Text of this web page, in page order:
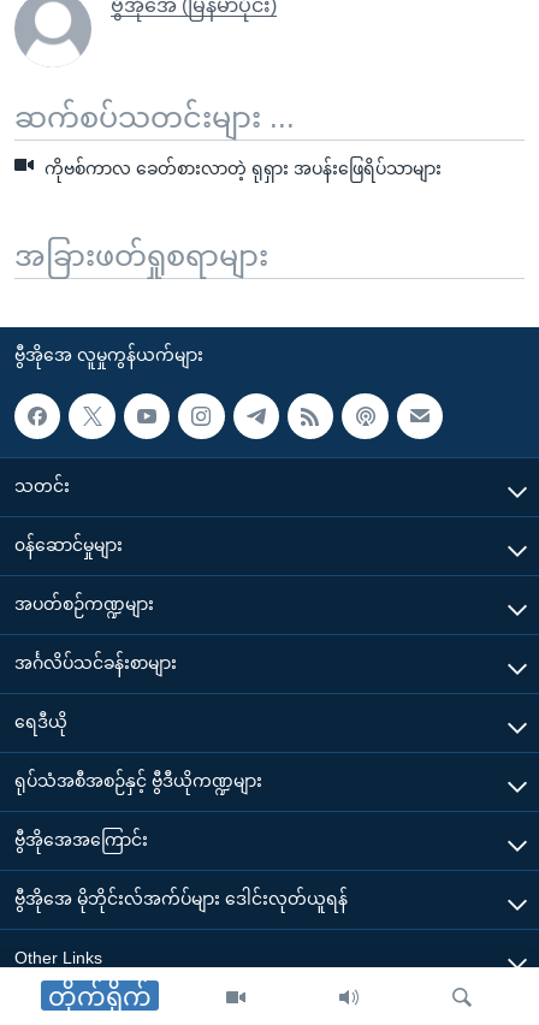
တိုက်ရိုက်
ဗွီအိုအေ (မြန်မာပိုင်း)
ဆက်စပ်သတင်းများ ...
ကိုဗစ်ကာလ ခေတ်စားလာတဲ့ ရုရှား အပန်းဖြေရိပ်သာများ
အခြားဖတ်ရှုစရာများ
ဗွီအိုအေ လူမှုကွန်ယက်များ
သတင်း
၀န်ဆောင်မှုများ
အပတ်စဉ်ကဏ္ဍများ
အင်္ဂလိပ်သင်ခန်းစာများ
ရေဒီယို
ရုပ်သံအစီအစဉ်နှင့် ဗွီဒီယိုကဏ္ဍများ
ဗွီအိုအေအကြောင်း
ဗွီအိုအေ မိုဘိုင်းလ်အက်ပ်များ ဒေါင်းလုတ်ယူရန်
Other Links